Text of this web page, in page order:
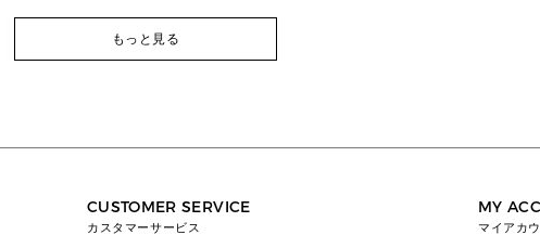
もっと見る
CUSTOMER SERVICE
カスタマーサービス
MY
マイアカ